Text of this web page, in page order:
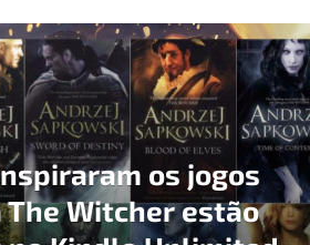
os jogos
Witcher estão